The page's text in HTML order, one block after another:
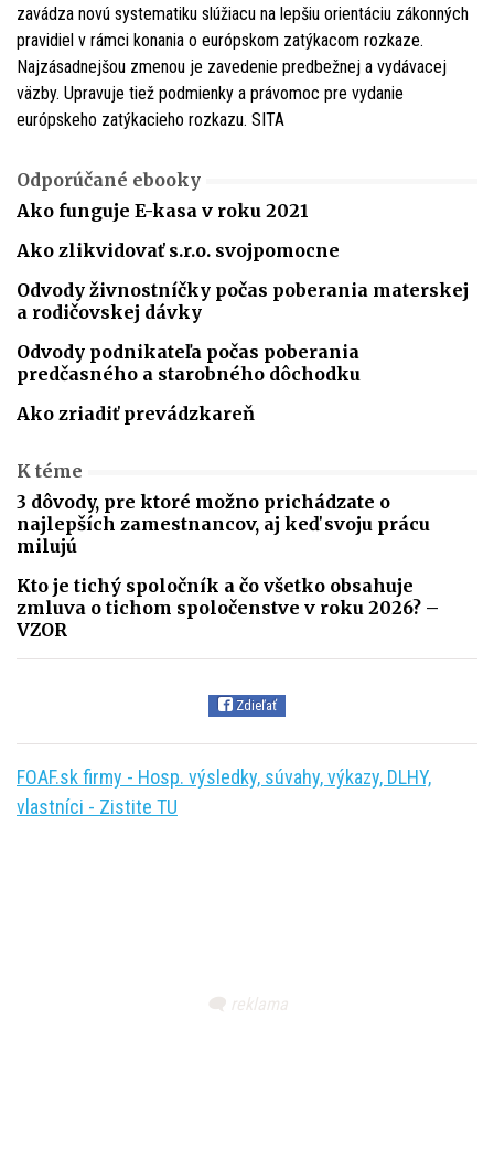
zavádza novú systematiku slúžiacu na lepšiu orientáciu zákonných
pravidiel v rámci konania o európskom zatýkacom rozkaze.
Najzásadnejšou zmenou je zavedenie predbežnej a vydávacej
väzby. Upravuje tiež podmienky a právomoc pre vydanie
európskeho zatýkacieho rozkazu. SITA
Odporúčané ebooky
Ako funguje E-kasa v roku 2021
Ako zlikvidovať s.r.o. svojpomocne
Odvody živnostníčky počas poberania materskej
a rodičovskej dávky
Odvody podnikateľa počas poberania
predčasného a starobného dôchodku
Ako zriadiť prevádzkareň
K téme
3 dôvody, pre ktoré možno prichádzate o
najlepších zamestnancov, aj keď svoju prácu
milujú
Kto je tichý spoločník a čo všetko obsahuje
zmluva o tichom spoločenstve v roku 2026? –
VZOR
Zdieľať
FOAF.sk firmy - Hosp. výsledky, súvahy, výkazy, DLHY,
vlastníci - Zistite TU